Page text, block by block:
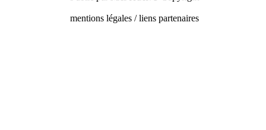
mentions légales / liens partenaires